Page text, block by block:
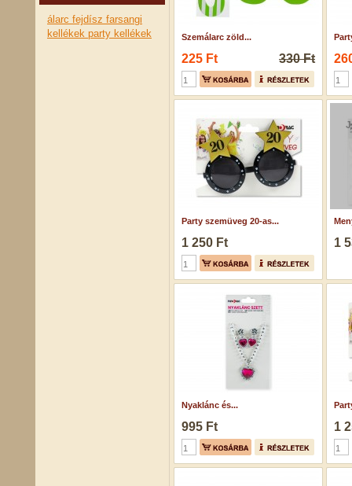
álarc fejdísz farsangi
kellékek party kellékek Szemálarc zöld...
225 Ft 330 Ft
Party szemüveg 20-as...
1 250 Ft 1
Nyaklánc és...
995 Ft 1